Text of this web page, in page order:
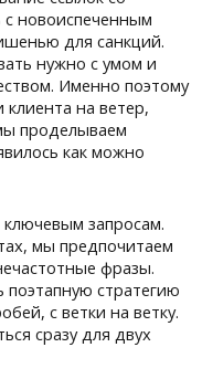
с новоиспеченным
для санкций.
нужно с умом и
Именно поэтому
на ветер,
проделываем
как можно
запросам.
мы предпочитаем
фразы.
стратегию
с ветки на ветку.
сразу для двух